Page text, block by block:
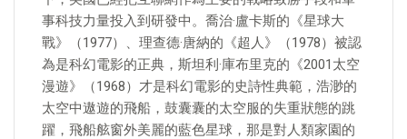
事科技力量投入到研發中。喬治·盧卡斯的《星球大
戰》（1977）、理查德·唐納的《超人》（1978）被認
為是科幻電影的正典，斯坦利·庫布里克的《2001太空
漫遊》（1968）才是科幻電影的史詩性典範，浩渺的
太空中遨遊的飛船，鼓囊囊的太空服的失重狀態的跳
躍，飛船舷窗外美麗的藍色星球，那是對人類家園的